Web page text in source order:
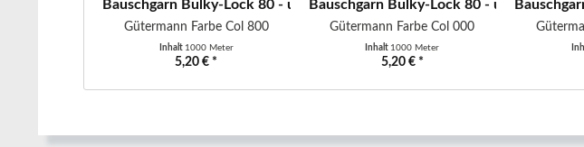
Bauschgarn Bulky-Lock 80 - uni - 1000 m - weiß
Gütermann Farbe Col 800
Inhalt 1000 Meter
5,20 € *
Bauschgarn Bulky-Lock 80 - uni - 1000 m
Gütermann Farbe Col 000
Inhalt 1000 Meter
5,20 € *